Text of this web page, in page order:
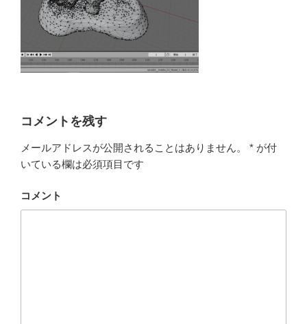
コメントを残す
メールアドレスが公開されることはありません。 * が付
いている欄は必須項目です
コメント